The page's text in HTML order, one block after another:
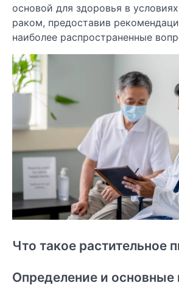
основой для здоровья в
раком, предоставив
наиболее распространенные
Что такое растительное
Определение и